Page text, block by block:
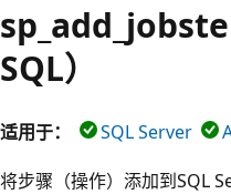
SQL）
适用于： SQL Server
将步骤（操作）添加到SQL